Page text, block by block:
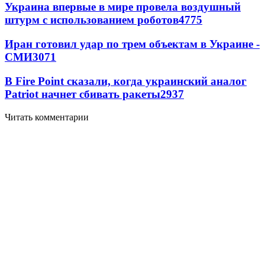
Украина впервые в мире провела воздушный
штурм с использованием роботов4775
Иран готовил удар по трем объектам в Украине -
СМИ3071
В Fire Point сказали, когда украинский аналог
Patriot начнет сбивать ракеты2937
Читать комментарии